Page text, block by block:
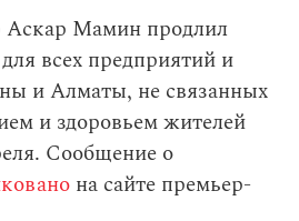
Мамин продлил
всех предприятий и
и Алматы, не связанных
и здоровьем жителей
Сообщение о
на сайте премьер-